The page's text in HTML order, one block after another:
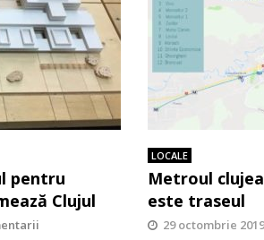
pentru
Clujul
LOCALE
Metroul
este traseul
29 octombrie